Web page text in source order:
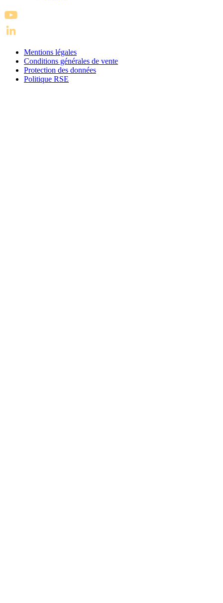
Mentions légales
Conditions générales de vente
Protection des données
Politique RSE